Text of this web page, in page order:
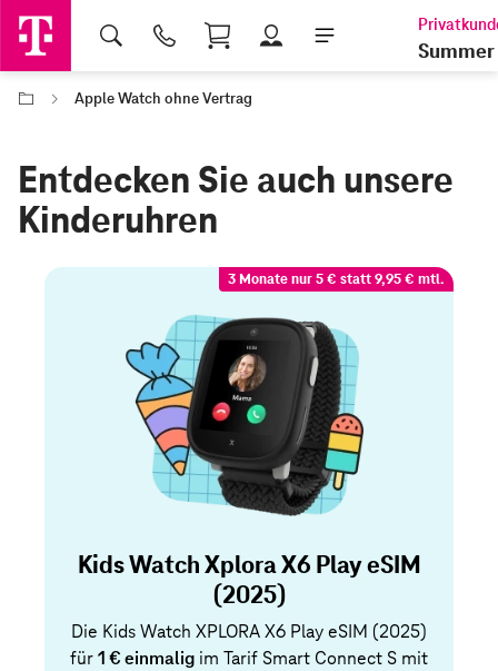
Shopping Cart
Summer
Apple Watch ohne Vertrag
Entdecken Sie auch unsere
Kinderuhren
Kids Watch Xplora X6 Play eSIM
(2025)
Die Kids Watch XPLORA X6 Play eSIM (2025)
für1 € einmalig im Tarif Smart Connect S mit
3 Monate nur 5 € statt 9,95 € mtl.